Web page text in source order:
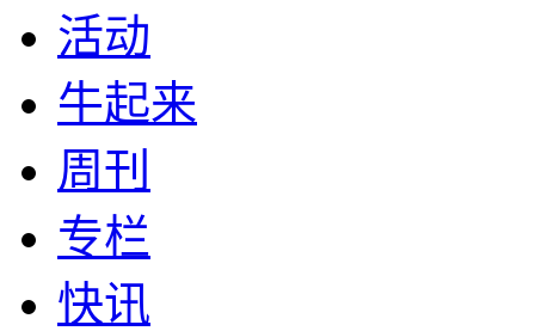
活动
牛起来
周刊
专栏
快讯